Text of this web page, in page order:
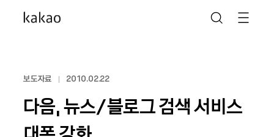
보도자료 2010.02.22
다음, 뉴스/블로그 검색 서비스